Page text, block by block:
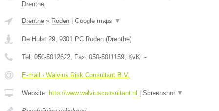
Drenthe.
Drenthe » Roden Google maps ▼
De Hulst 29, 9301 PC Roden (Drenthe)
Tel: 050-5012622, Fax: 050-5011159, KvK: -
E-mail › Walvius Risk Consultant B.V.
Website: http://www.walviusconsultant.nl Screenshot ▼